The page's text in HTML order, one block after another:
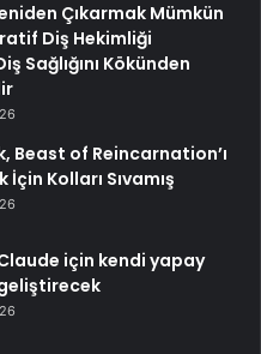
Çıkarmak Mümkün
Diş Hekimliği
Sağlığını Kökünden
Beast of Reincarnation’ı
Kolları Sıvamış
için kendi yapay